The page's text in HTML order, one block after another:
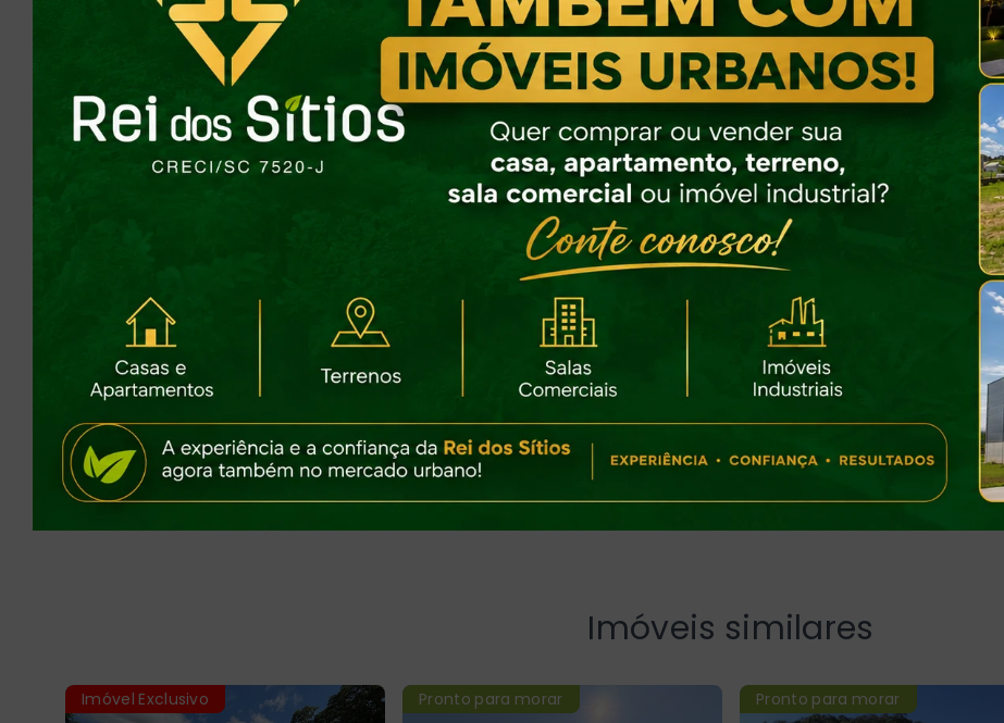
Concordo com a
Política de
Privacidade
Enviar por WhatsApp
Gostou? Venha conhecer agende uma visita com nossos corretores!
CONDIÇÕES DE PAGAMENTO:
Avalia-se o recebimento de uma entrada de 40% e saldo a combinar
diretamente com o proprietário e também aceita veículo até 50 mil
como parte de pagamento...
Valores, disponibilidade e condições sujeitos a alterações sem aviso
Localização
agendar visita pelo Fone|Whats (47) 99730-6670 - Ribeirão
Pinheiro - Benedito Novo/SC - 89124-000
Imóveis similares
Imóvel Exclusivo Pronto para morar Pronto para morar